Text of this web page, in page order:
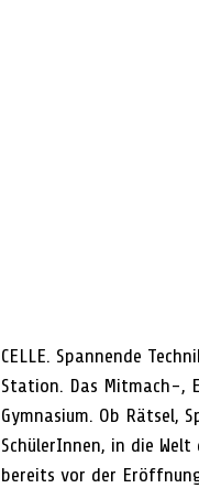
CELLE. Spannende
Station. Das Mitmach-,
Gymnasium. Ob Rätsel,
SchülerInnen, in die
bereits vor der